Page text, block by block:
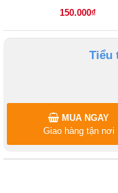
Anglais
150.000₫
Tiểu
MUA NGAY
Giao hàng tận nơi